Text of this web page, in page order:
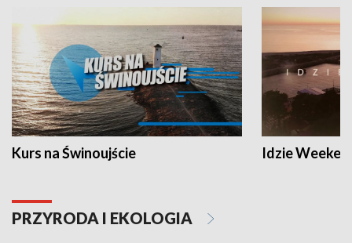
Kurs na Świnoujście Idzie
PRZYRODA I EKOLOGIA